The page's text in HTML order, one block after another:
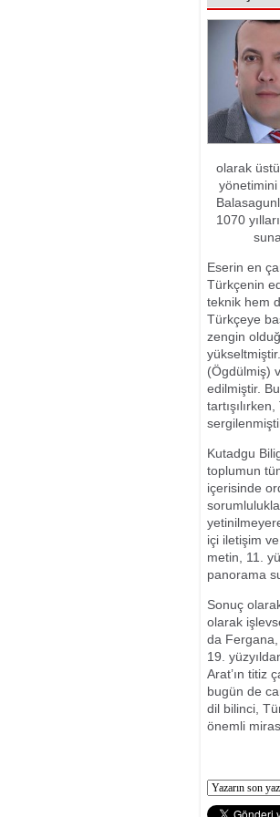
olarak
1070
Eserin en
Türkçenin
teknik hem
Türkçeye
zengin
(Ögdülmiş)
edilmiştir.
Kutadgu
toplumun
içerisinde
içi iletişim
metin, 11.
panorama
Sonuç
olarak
da
19.
Arat’ın titiz
bugün de
dil bilinci,
önemli